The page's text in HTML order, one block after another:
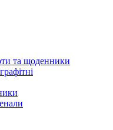
та щоденники